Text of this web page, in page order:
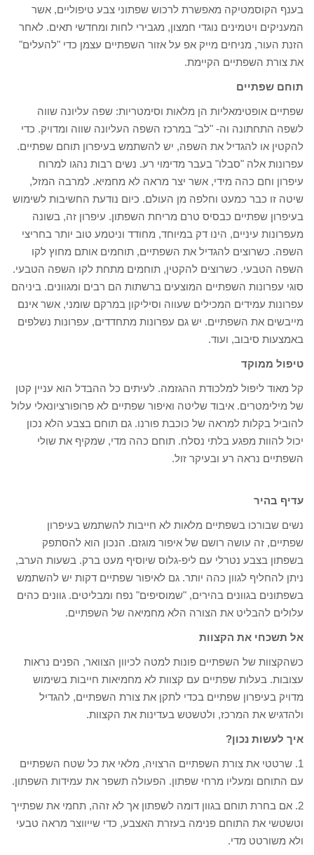
בענף הקוסמטיקה מאפשרת לרכוש שפתוני צבע טיפוליים, אשר
המעניקים ויטמינים נוגדי חמצון, מגבירי לחות ומחדשי תאים. לאחר
הזנת העור, מניחים מייק אפ על אזור השפתיים עצמן כדי "להעלים"
את צורת השפתיים הקיימת.
תוחם שפתיים
שפתיים אופטימאליות הן מלאות וסימטריות: שפה עליונה שווה
לשפה התחתונה וה- "לב" במרכז השפה העליונה שווה ומדויק. כדי
להקטין או להגדיל את השפה, יש להשתמש בעיפרון תוחם שפתיים.
עפרונות אלה "סבלו" בעבר מדימוי רע. נשים רבות נהגו למרוח
עיפרון וחם כהה מידי, אשר יצר מראה לא מחמיא. למרבה המזל,
שיטה זו כבר כמעט וחלפה מן העולם. כיום נודעת החשיבות לשימוש
בעיפרון שפתיים כבסיס טרם מריחת השפתון. עיפרון זה, בשונה
מעפרונות עיניים, הינו דק במיוחד, מחודד וניטמע טוב יותר בחריצי
השפה. כשרוצים להגדיל את השפתיים, תוחמים אותם מחוץ לקו
השפה הטבעי. כשרוצים להקטין, תוחמים מתחת לקו השפה הטבעי.
סוגי עפרונות השפתיים המוצעים ברשתות הם רבים ומגוונים. ביניהם
עפרונות עמידים המכילים שעווה וסיליקון במרקם שומני, אשר אינם
מייבשים את השפתיים. יש גם עפרונות מתחדדים, עפרונות נשלפים
באמצעות סיבוב, ועוד.
טיפול ממוקד
קל מאוד ליפול למלכודת ההגזמה. לעיתים כל ההבדל הוא עניין קטן
של מילימטרים. איבוד שליטה ואיפור שפתיים לא פרופורציונאלי עלול
להוביל בקלות למראה של כוכבת פורנו. גם תוחם בצבע הלא נכון
יכול להוות מפגע בלתי נסלח. תוחם כהה מדי, שמקיף את שולי
השפתיים נראה רע ובעיקר זול.
עדיף בהיר
נשים שבורכו בשפתיים מלאות לא חייבות להשתמש בעיפרון
שפתיים, זה עושה רושם של איפור מוגזם. הנכון הוא להסתפק
בשפתון בצבע נטרלי עם ליפ-גלוס שיוסיף מעט ברק. בשעות הערב,
ניתן להחליף לגוון כהה יותר. גם לאיפור שפתיים דקות יש להשתמש
בשפתונים בגוונים בהירים, "שמוסיפים" נפח ומבליטים. גוונים כהים
עלולים להבליט את הצורה הלא מחמיאה של השפתיים.
אל תשכחי את הקצוות
כשהקצוות של השפתיים פונות למטה לכיוון הצוואר, הפנים נראות
עצובות. בעלות שפתיים עם קצוות לא מחמיאות חייבות בשימוש
מדויק בעיפרון שפתיים בכדי לתקן את צורת השפתיים, להגדיל
ולהדגיש את המרכז, ולטשטש בעדינות את הקצוות.
איך לעשות נכון?
1. שרטטי את צורת השפתיים הרצויה, מלאי את כל שטח השפתיים
עם התוחם ומעליו מרחי שפתון. הפעולה תשפר את עמידות השפתון.
2. אם בחרת תוחם בגוון דומה לשפתון אך לא זהה, תחמי את שפתייך
וטשטשי את התוחם פנימה בעזרת האצבע, כדי שייווצר מראה טבעי
ולא משורטט מדי.